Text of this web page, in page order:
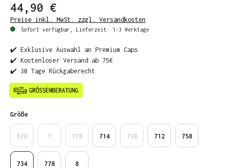
44,90 €
Preise inkl. MwSt. zzgl. Versandkosten
Sofort verfügbar, Lieferzeit: 1-3 Werktage
✔️ Exklusive Auswahl an Premium Caps
✔️ Kostenloser Versand ab 75€
✔️ 30 Tage Rückgaberecht
Größeauswählen
678 7 718 714 738 712 758
734 778 8